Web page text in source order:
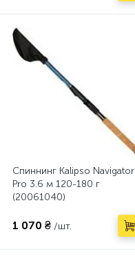
Спиннинг Kalipso Navigator
Pro 3.6 м 120-180 г
(20061040)
1 070 ₴ /шт.